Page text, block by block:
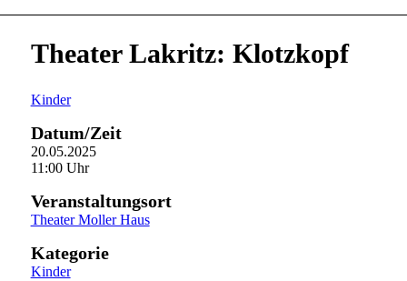
Theater Lakritz: Klotzkopf
Kinder
Datum/Zeit
20.05.2025
11:00 Uhr
Veranstaltungsort
Theater Moller Haus
Kategorie
Kinder